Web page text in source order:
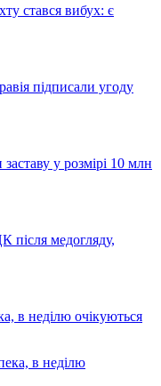
стався вибух: є
підписали угоду
у розмірі 10 млн
медогляду,
в неділю очікуються